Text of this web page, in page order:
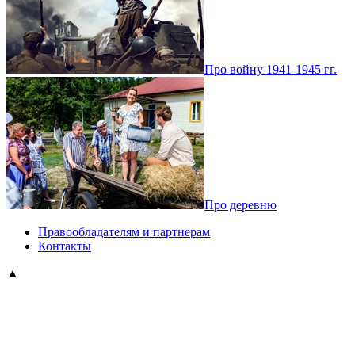
Про войну 1941-1945 гг.
Про деревню
Правообладателям и партнерам
Контакты
▲